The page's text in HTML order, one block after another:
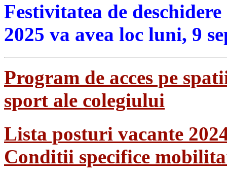
Festivitatea de
2025 va avea loc luni, 9
Program de acces pe
sport ale colegiului
Lista posturi vacante
Conditii specifice